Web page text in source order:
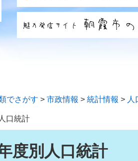
でさがす > 市政情報 > 統計情報 > 人
口統計
度別人口統計